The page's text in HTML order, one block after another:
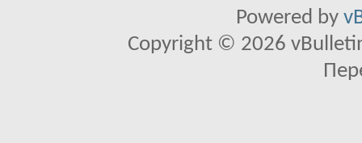
Powered by
Copyright © 2026